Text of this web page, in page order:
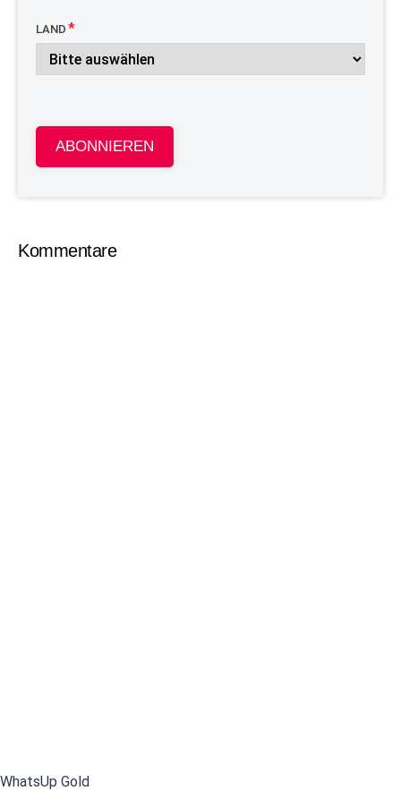
LAND
ABONNIEREN
Kommentare
WhatsUp Gold